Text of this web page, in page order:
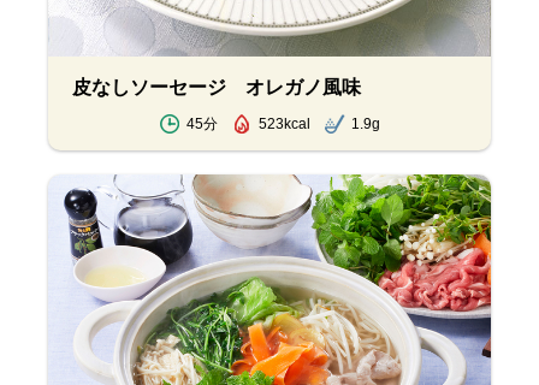
皮なしソーセージ オレガノ風味
45分 523kcal 1.9g